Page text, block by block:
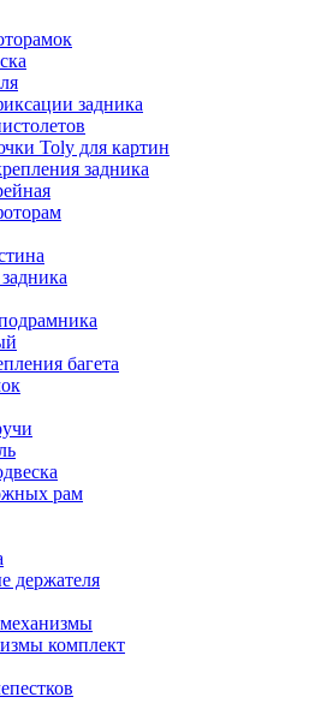
задника
Toly для картин
задника
багета
рам
держателя
комплект